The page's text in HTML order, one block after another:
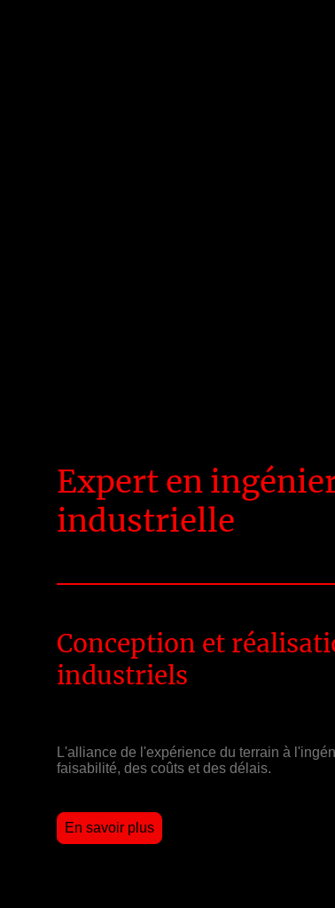
Expert en
industrielle
Conception et
industriels
L'alliance de l'expérience du terrain à
faisabilité, des coûts et des délais.
En savoir plus